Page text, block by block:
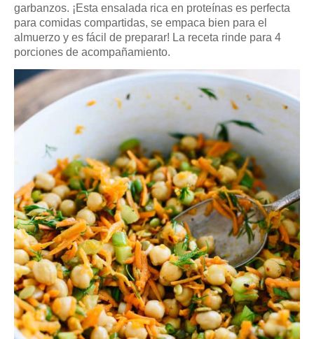
garbanzos. ¡Esta ensalada rica en proteínas es perfecta
para comidas compartidas, se empaca bien para el
almuerzo y es fácil de preparar! La receta rinde para 4
porciones de acompañamiento.